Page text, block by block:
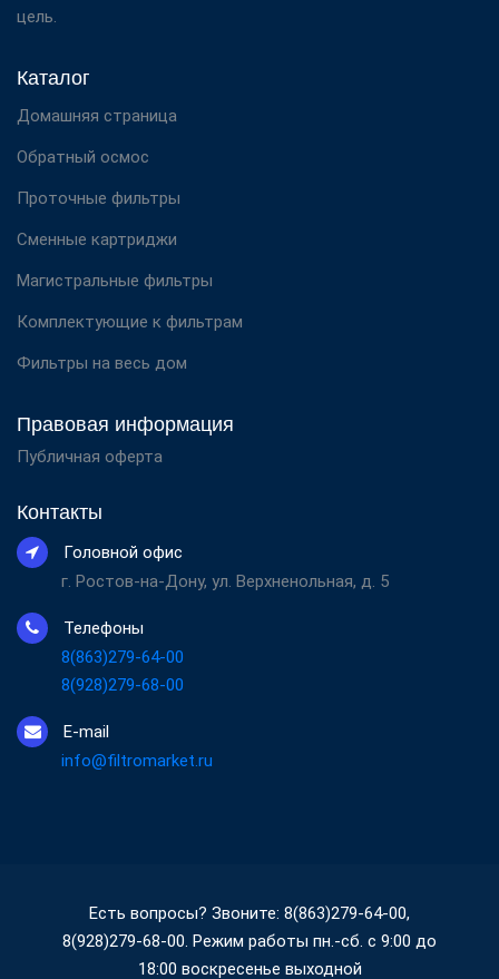
цель.
Каталог
Домашняя страница
Обратный осмос
Проточные фильтры
Сменные картриджи
Магистральные фильтры
Комплектующие к фильтрам
Фильтры на весь дом
Правовая информация
Публичная оферта
Контакты
Головной офис
г. Ростов-на-Дону, ул. Верхненольная, д. 5
Телефоны
8(863)279-64-00
8(928)279-68-00
E-mail
info@filtromarket.ru
Есть вопросы? Звоните: 8(863)279-64-00,
8(928)279-68-00. Режим работы пн.-сб. с 9:00 до
18:00 воскресенье выходной